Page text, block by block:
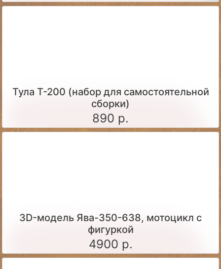
Тула Т-200 (набор для самостоятельной
сборки)
890 р.
3D-модель Ява-350-638, мотоцикл с
фигуркой
4900 р.